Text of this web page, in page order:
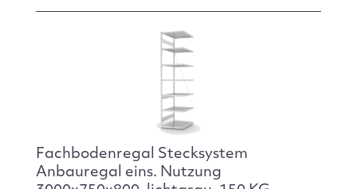
Fachbodenregal Stecksystem
Anbauregal eins. Nutzung